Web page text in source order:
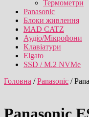
Термометри
Panasonic
Блоки живлення
MAD CATZ
Аудіо/Мікрофони
Клавіатури
Elgato
SSD / M.2 NVMe
Головна /Panasonic /